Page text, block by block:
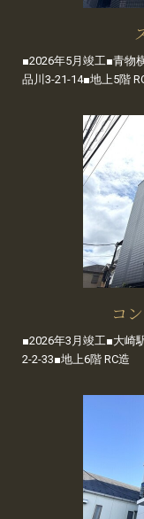
■2026年5月竣工■青物
品川3-21-14■地上5階
コ
■2026年3月竣工■大崎
2-2-33■地上6階 RC造